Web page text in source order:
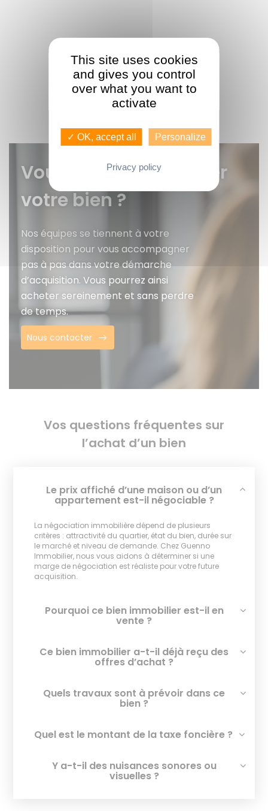
Vous voulez faire gérer
votre bien ?
Nos équipes se tiennent à votre
disposition pour vous accompagner
pas à pas dans votre démarche
d’acquisition. Vous pourrez ainsi
acheter sereinement et sans perdre
de temps.
Nous contacter
Vos questions fréquentes sur
l’achat d’un bien
Le prix affiché d’une maison ou d’un
appartement est-il négociable ?
La négociation immobilière dépend de plusieurs
critères : attractivité du quartier, état du bien, durée sur
le marché et niveau de demande. Chez Guenno
Immobilier, nous vous aidons à déterminer si une
marge de négociation est réaliste pour votre future
acquisition.
Pourquoi ce bien immobilier est-il en
vente ?
Ce bien immobilier a-t-il déjà reçu des
offres d’achat ?
Quels travaux sont à prévoir dans ce
bien ?
Quel est le montant de la taxe foncière ?
Y a-t-il des nuisances sonores ou
visuelles ?
This site uses cookies
and gives you control
over what you want to
activate
✓ OK, accept all Personalize
Privacy policy